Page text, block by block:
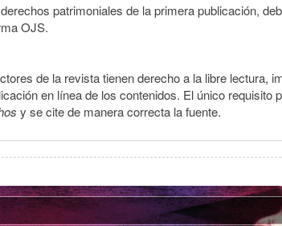
patrimoniales de la primera publicación,
OJS.
de la revista tienen derecho a la libre lectura,
en línea de los contenidos. El único
y se cite de manera correcta la fuente.